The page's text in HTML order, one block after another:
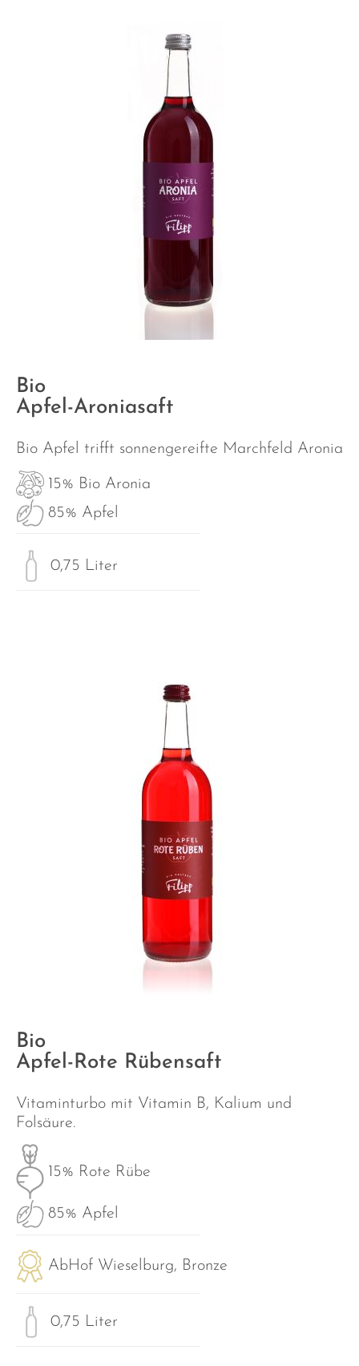
Bio
Apfel-Aroniasaft
Bio Apfel trifft sonnengereifte Marchfeld Aronia
15% Bio Aronia
85% Apfel
0,75 Liter
Bio
Apfel-Rote Rübensaft
Vitaminturbo mit Vitamin B, Kalium und
Folsäure.
15% Rote Rübe
85% Apfel
AbHof Wieselburg, Bronze
0,75 Liter